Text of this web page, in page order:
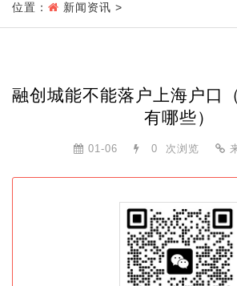
位置： 新闻资讯 >
融创城能不能落户上海户口
有哪些）
01-06 0 次浏览